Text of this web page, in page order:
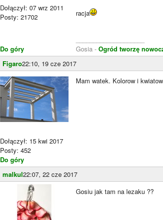
Dołączył: 07 wrz 2011
Posty: 21702
Do góry
racja
Gosia - Ogród tworzę
Figaro22:10, 19 cze 2017
Dołączył: 15 kwi 2017
Posty: 452
Do góry
Mam watek. Kolorow i
malkul22:07, 22 cze 2017
Gosiu jak tam na lezaku ??